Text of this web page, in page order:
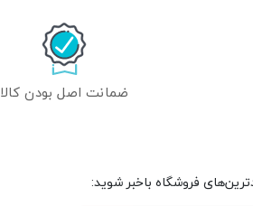
ضمانت اصل بودن کالا
فروشگاه باخبر شوید: